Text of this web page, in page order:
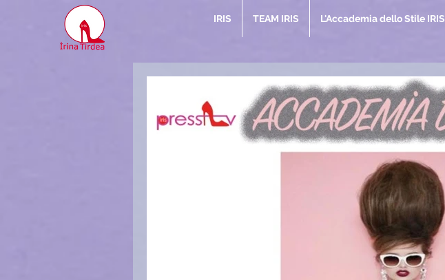
IRIS TEAM IRIS L'Accademia dello Stile IRIS
Articoli IRIS
Magazin